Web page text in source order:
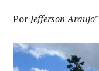
Por Jefferson Araujo*